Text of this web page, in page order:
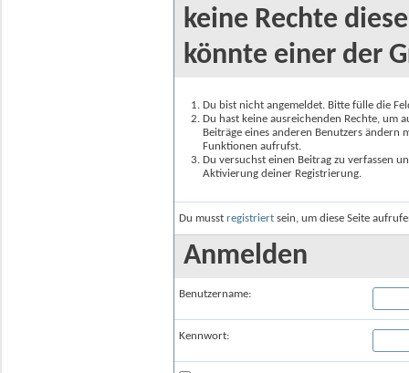
keine Rechte
könnte einer der
Du bist nicht angemeldet. Bitte fülle die
Du hast keine ausreichenden Rechte, um
Beiträge eines anderen Benutzers
Funktionen aufrufst.
Du versuchst einen Beitrag zu verfassen
Aktivierung deiner Registrierung.
Du musst registriert sein, um diese Seite
Anmelden
Benutzername:
Kennwort: